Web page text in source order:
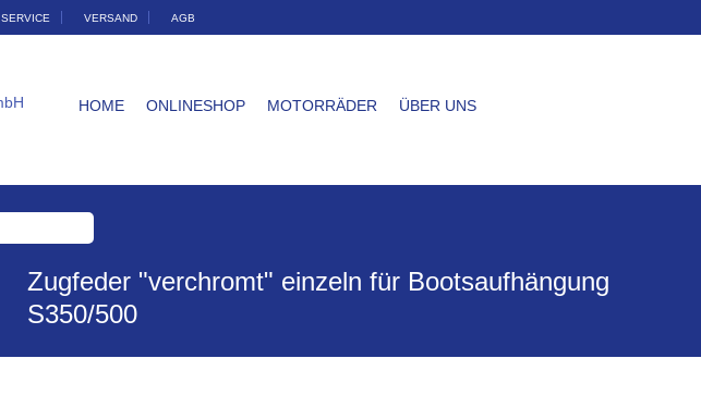
SERVICE VERSAND AGB
HOME ONLINESHOP MOTORRÄDER ÜBER UNS
Zugfeder "verchromt" einzeln für Bootsaufhängung
S350/500